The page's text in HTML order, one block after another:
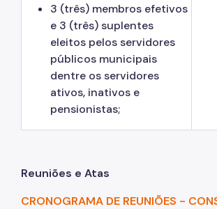
3 (três) membros efetivos
e 3 (três) suplentes
eleitos pelos servidores
públicos municipais
dentre os servidores
ativos, inativos e
pensionistas;
Reuniões e Atas
CRONOGRAMA DE REUNIÕES -